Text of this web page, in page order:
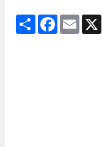
Share Facebook
Email